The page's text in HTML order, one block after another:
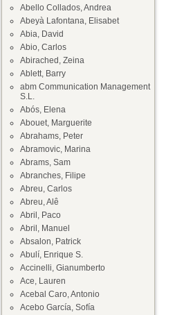
Abello Collados, Andrea
Abeyà Lafontana, Elisabet
Abia, David
Abio, Carlos
Abirached, Zeina
Ablett, Barry
abm Communication Management
S.L.
Abós, Elena
Abouet, Marguerite
Abrahams, Peter
Abramovic, Marina
Abrams, Sam
Abranches, Filipe
Abreu, Carlos
Abreu, Alê
Abril, Paco
Abril, Manuel
Absalon, Patrick
Abulí, Enrique S.
Accinelli, Gianumberto
Ace, Lauren
Acebal Caro, Antonio
Acebo García, Sofía